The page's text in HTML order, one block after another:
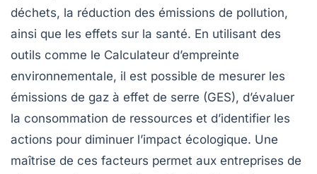
déchets, la réduction des émissions de pollution,
ainsi que les effets sur la santé. En utilisant des
outils comme le Calculateur d’empreinte
environnementale, il est possible de mesurer les
émissions de gaz à effet de serre (GES), d’évaluer
la consommation de ressources et d’identifier les
actions pour diminuer l’impact écologique. Une
maîtrise de ces facteurs permet aux entreprises de